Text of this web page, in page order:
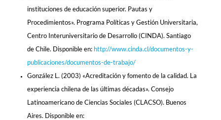
instituciones de educación superior. Pautas y
Procedimientos». Programa Políticas y Gestión Universitaria,
Centro Interuniversitario de Desarrollo (CINDA). Santiago
de Chile. Disponible en: http://www.cinda.cl/documentos-y-
publicaciones/documentos-de-trabajo/
González L. (2003) «Acreditación y fomento de la calidad. La
experiencia chilena de las últimas décadas». Consejo
Latinoamericano de Ciencias Sociales (CLACSO). Buenos
Aires. Disponible en: